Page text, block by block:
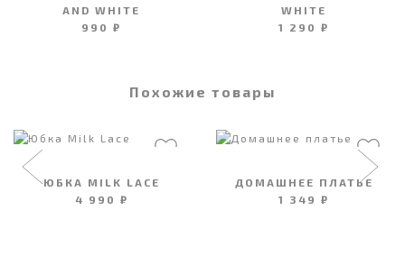
AND WHITE
990 ₽
WHITE
1 290 ₽
Похожие товары
ЮБКА MILK LACE
4 990 ₽
ДОМАШНЕЕ ПЛАТЬЕ
1 349 ₽